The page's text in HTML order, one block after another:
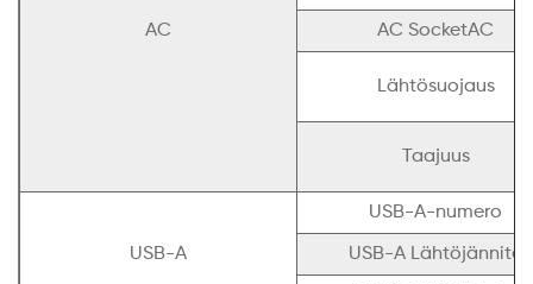
AC AC SocketAC
Lähtösuojaus
Taajuus
USB-A
USB-A-numero
USB-A Lähtöjännite